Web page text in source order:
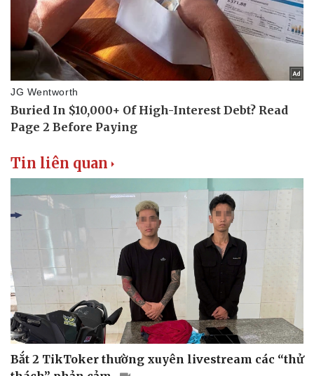
Thể thao
Bóng đá
Lịch thi đấu bóng đá
Thế giới thể thao
eSports
Ô tô - Xe máy
Ô tô
Xe máy
Tư vấn
Tin liên quan
Bắt 2 TikToker thường xuyên livestream các “thử